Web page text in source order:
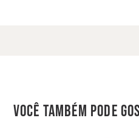
você também pode